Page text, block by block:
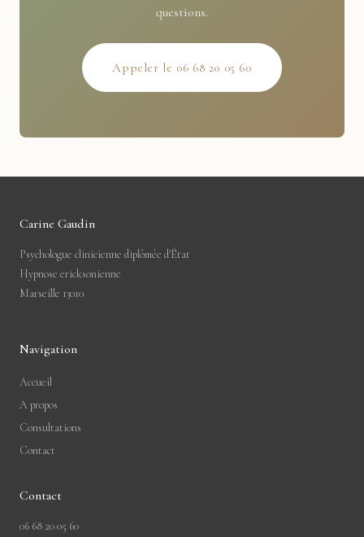
questions.
Appeler le 06 68 20 05 60
Carine Gaudin
Psychologue clinicienne diplômée d'État
Hypnose ericksonienne
Marseille 13010
Navigation
Accueil
A propos
Consultations
Contact
Contact
06 68 20 05 60